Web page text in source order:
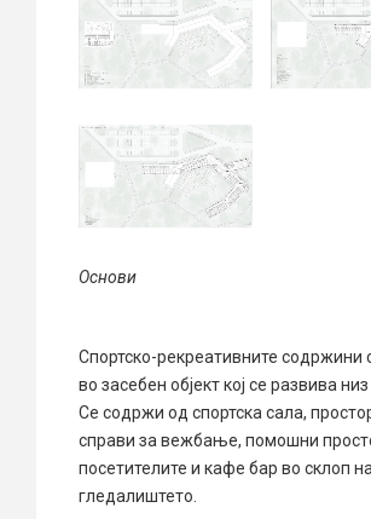
Основи
Спортско-рекреативните содржини
во засебен објект кој се развива
Се содржи од спортска сала,
справи за вежбање, помошни
посетителите и кафе бар во склоп на
гледалиштето.